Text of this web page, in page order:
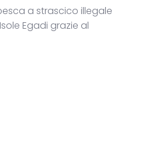
a strascico illegale
Egadi grazie al